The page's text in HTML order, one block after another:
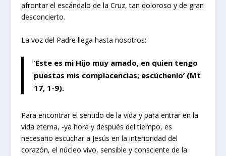
afrontar el escándalo de la Cruz, tan doloroso y de gran
desconcierto.
La voz del Padre llega hasta nosotros:
‘Este es mi Hijo muy amado, en quien tengo
puestas mis complacencias; escúchenlo’ (Mt
17, 1-9).
Para encontrar el sentido de la vida y para entrar en la
vida eterna, -ya hora y después del tiempo, es
necesario escuchar a Jesús en la interioridad del
corazón, el núcleo vivo, sensible y consciente de la